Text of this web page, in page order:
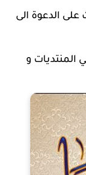
على الدعوة الى
المنتديات و